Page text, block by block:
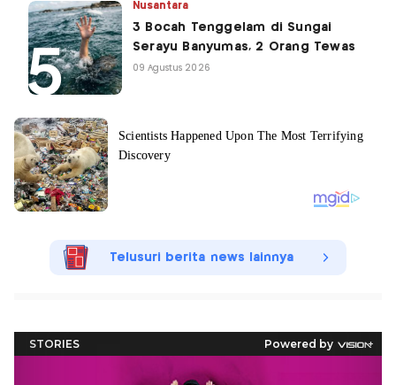
Nusantara
3 Bocah Tenggelam di Sungai
Serayu Banyumas, 2 Orang Tewas
09 Agustus 2026
Telusuri berita news lainnya